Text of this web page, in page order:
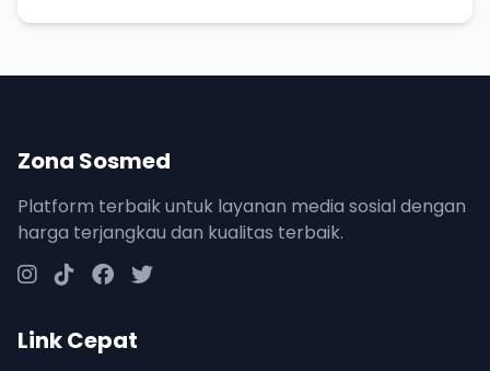
Zona Sosmed
Platform terbaik untuk layanan media sosial dengan
harga terjangkau dan kualitas terbaik.
Link Cepat